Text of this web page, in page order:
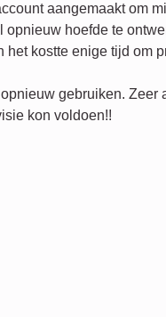
aangemaakt om
opnieuw hoefde te
het kostte enige tijd om
gebruiken.
kon voldoen!!